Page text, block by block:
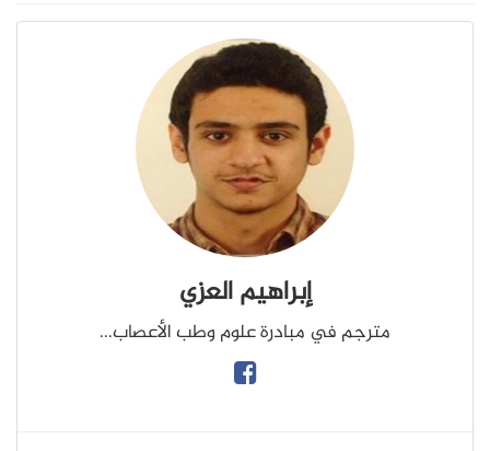
إبراهيم العزي
مترجم في مبادرة علوم وطب الأعصاب...